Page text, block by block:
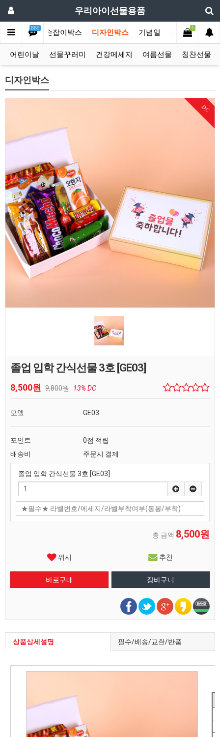
우리아이선물용품
BBS
물모음전 손잡이박스 디자인박스 기념일 기획상품 단
1
어린이날 선물꾸러미 건강메세지 여름선물 칭찬선물
디자인박스
DC
졸업 입학 간식선물 3호 [GE03]
8,500원 9,800원 13% DC
모델 GE03
포인트
0점 적립
배송비
주문시 결제
졸업 입학 간식선물 3호 [GE03]
총 금액 8,500원
위시 추천
상품상세설명 필수/배송/교환/반품